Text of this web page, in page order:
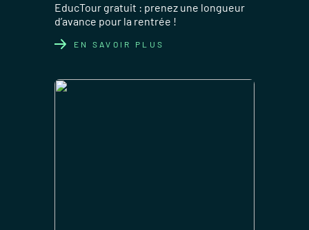
EN SAVOIR PLUS
EducTour gratuit : prenez une longueur
d’avance pour la rentrée !